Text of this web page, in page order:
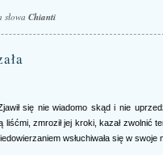
Chianti
się nie wiadomo skąd i nie
liśćmi, zmroził jej kroki, kazał zwolnić
wsłuchiwała się w swoje